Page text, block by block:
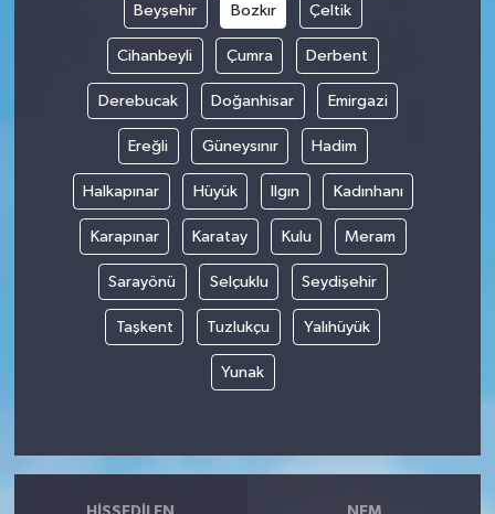
Beyşehir Bozkır Çeltik
Cihanbeyli Çumra Derbent
Derebucak Doğanhisar Emirgazi
Ereğli Güneysınır Hadim
Halkapınar Hüyük Ilgın Kadınhanı
Karapınar Karatay Kulu Meram
Sarayönü Selçuklu Seydişehir
Taşkent Tuzlukçu Yalıhüyük
Yunak